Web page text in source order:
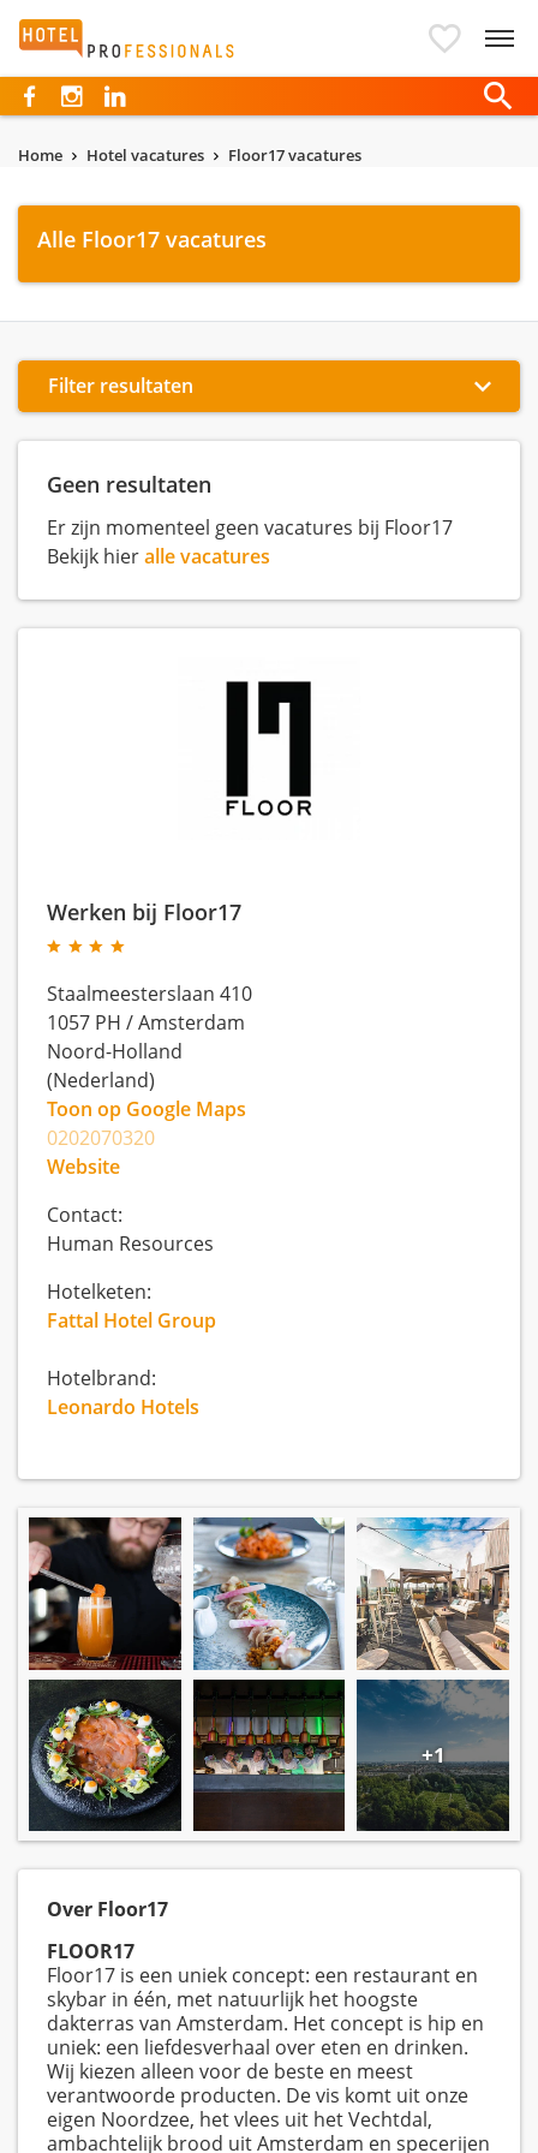
Hotelprofessionals
Home Hotel vacatures Floor17 vacatures
Alle Floor17 vacatures
Filter resultaten
Geen resultaten
Er zijn momenteel geen vacatures bij Floor17
Bekijk hieralle vacatures
Werken bij Floor17
Staalmeesterslaan 410
1057 PH /Amsterdam
Noord-Holland
(Nederland)
Toon op Google Maps
0202070320
Website
Contact:
Human Resources
Hotelketen:
Fattal Hotel Group
Hotelbrand:
Leonardo Hotels
+1
Over Floor17
FLOOR17
Floor17 is een uniek concept: een restaurant en
skybar in één, met natuurlijk het hoogste
dakterras van Amsterdam. Het concept is hip en
uniek: een liefdesverhaal over eten en drinken.
Wij kiezen alleen voor de beste en meest
verantwoorde producten. De vis komt uit onze
eigen Noordzee, het vlees uit het Vechtdal,
ambachtelijk brood uit Amsterdam en specerijen